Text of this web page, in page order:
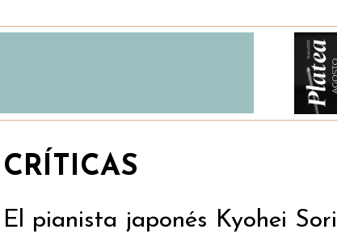
CRÍTICAS
El pianista japonés Kyohei